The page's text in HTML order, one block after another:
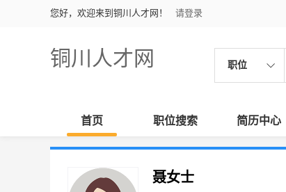
您好，欢迎来到铜川人才网！ 请登录
铜川人才网 职位
首页 职位搜索 简历中心
聂女士